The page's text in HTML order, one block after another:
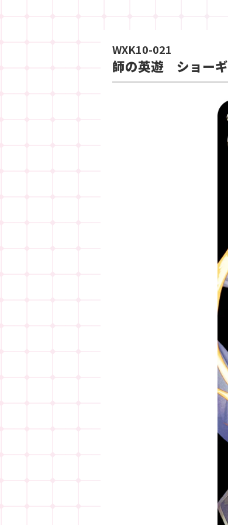
WXK10-021
師の英遊 ショーギ